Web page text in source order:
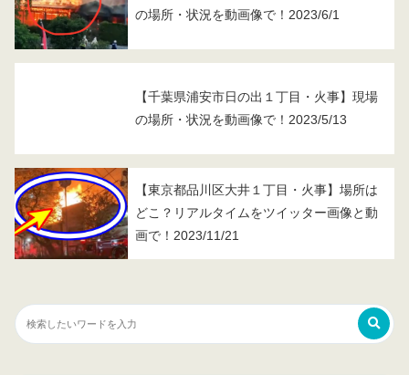
の場所・状況を動画像で！2023/6/1
【千葉県浦安市日の出１丁目・火事】現場
の場所・状況を動画像で！2023/5/13
【東京都品川区大井１丁目・火事】場所は
どこ？リアルタイムをツイッター画像と動
画で！2023/11/21